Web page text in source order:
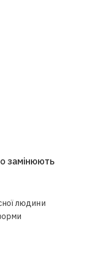
замінюють
людини